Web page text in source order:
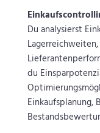
Du analysierst
du